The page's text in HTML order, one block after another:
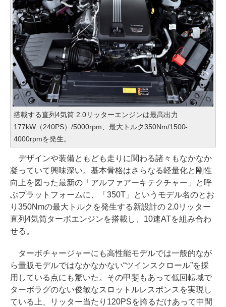
搭載する直列4気筒 2.0リッターエンジンは最高出力
177kW（240PS）/5000rpm、最大トルク350Nm/1500-
4000rpmを発生。
デザインや装備ともども走りに関わる諸々もなかなか
凝っていて興味深い。基本骨格はさらなる軽量化と剛性
向上を図った最新の「アルファアーキテクチャー」と呼
ぶプラットフォームに、「350T」というモデル名のとお
り350Nmの最大トルクを発生する新設計の 2.0リッター
直列4気筒ターボエンジンを搭載し、10速ATを組み合わ
せる。
ターボチャージャーにも高性能モデルでは一般的なが
ら量販モデルではなかなかない“ツインスクロール”を採
用している点にも驚いた。その甲斐もあって低回転域で
ターボラグのない俊敏なスロットルレスポンスを実現し
ている上、リッター当たり120PSを誇るだけあって中間